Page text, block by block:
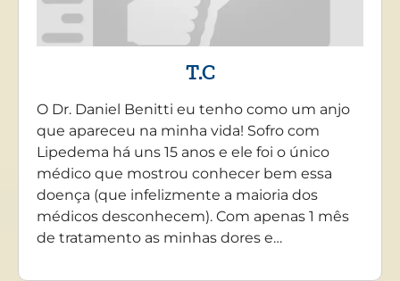
T.C
O Dr. Daniel Benitti eu tenho como um anjo
que apareceu na minha vida! Sofro com
Lipedema há uns 15 anos e ele foi o único
médico que mostrou conhecer bem essa
doença (que infelizmente a maioria dos
médicos desconhecem). Com apenas 1 mês
de tratamento as minhas dores e…